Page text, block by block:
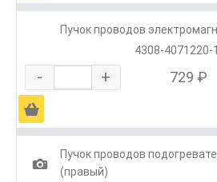
Пучок проводов
4308-4071220-
- + 729 ₽
Ä
1
Пучок проводов
(правый)